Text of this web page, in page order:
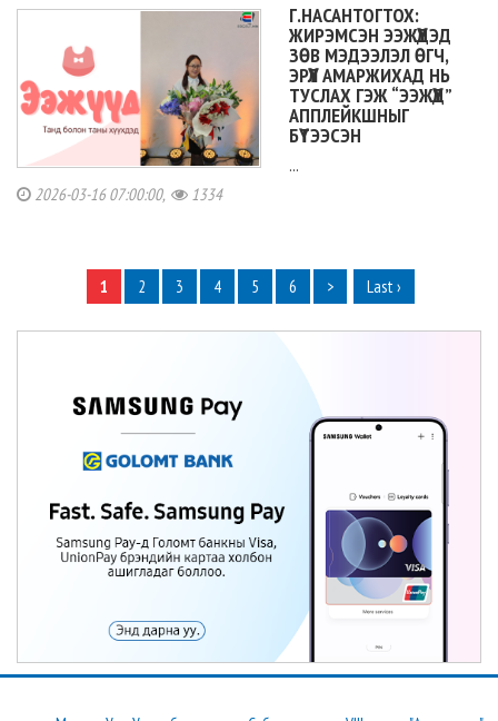
Г.НАСАНТОГТОХ:
ЖИРЭМСЭН ЭЭЖҮҮДЭД
ЗӨВ МЭДЭЭЛЭЛ ӨГЧ,
ЭРҮҮЛ АМАРЖИХАД НЬ
ТУСЛАХ ГЭЖ “ЭЭЖҮҮД”
АППЛЕЙКШНЫГ
БҮТЭЭСЭН
...
2026-03-16 07:00:00, 1334
1 2 3 4 5 6 > Last ›